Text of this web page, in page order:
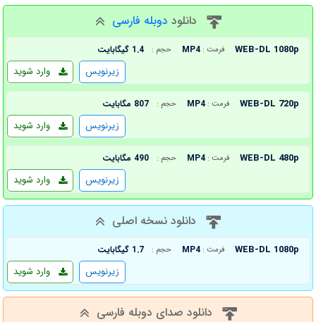
دانلود دوبله فارسی
WEB-DL 1080p فرمت : MP4 حجم : 1.4 گیگابایت
وارد شوید زیرنویس
WEB-DL 720p فرمت : MP4 حجم : 807 مگابایت
وارد شوید زیرنویس
WEB-DL 480p فرمت : MP4 حجم : 490 مگابایت
وارد شوید زیرنویس
دانلود نسخه اصلی
WEB-DL 1080p فرمت : MP4 حجم : 1.7 گیگابایت
وارد شوید زیرنویس
دانلود صدای دوبله فارسی